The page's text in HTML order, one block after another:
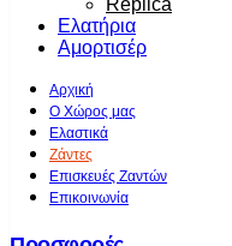
Ελατήρια
Αμορτισέρ
Αρχική
Ο Χώρος μας
Ελαστικά
Ζάντες
Επισκευές Ζαντών
Επικοινωνία